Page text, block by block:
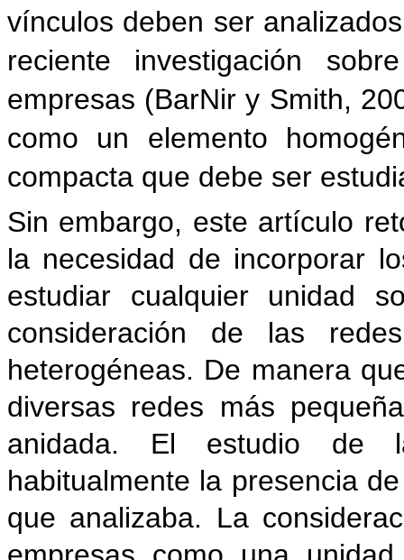
vínculos deben ser
reciente investigación
empresas (BarNir y Smith,
como un elemento
compacta que debe ser
Sin embargo, este artículo
la necesidad de incorporar
estudiar cualquier unidad
consideración de las
heterogéneas. De manera
diversas redes más
anidada. El estudio de
habitualmente la presencia
que analizaba. La